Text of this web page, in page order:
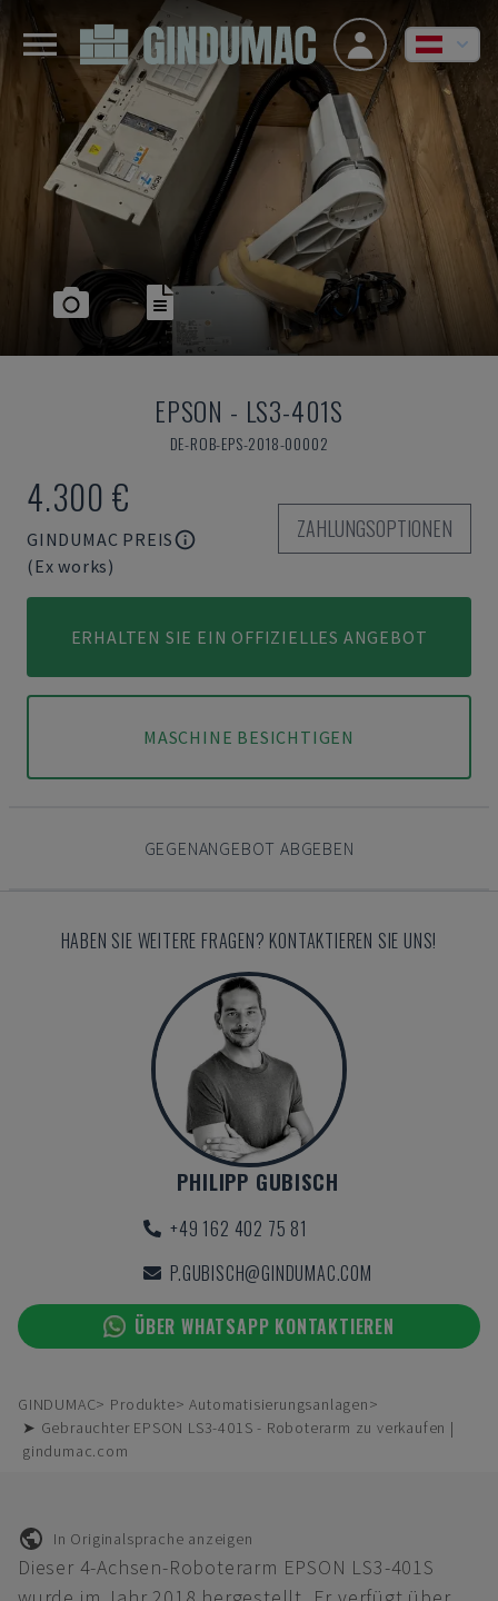
EPSON - LS3-401S
DE-ROB-EPS-2018-00002
4.300 €
GINDUMAC PREIS
(Ex works)
ZAHLUNGSOPTIONEN
ERHALTEN SIE EIN OFFIZIELLES ANGEBOT
MASCHINE BESICHTIGEN
GEGENANGEBOT ABGEBEN
HABEN SIE WEITERE FRAGEN? KONTAKTIEREN SIE UNS!
PHILIPP GUBISCH
+49 162 402 75 81
P.GUBISCH@GINDUMAC.COM
ÜBER WHATSAPP KONTAKTIEREN
GINDUMAC Produkte
Automatisierungsanlagen
➤ Gebrauchter EPSON LS3-401S - Roboterarm zu verkaufen |
gindumac.com
In Originalsprache anzeigen
Dieser 4-Achsen-Roboterarm EPSON LS3-401S